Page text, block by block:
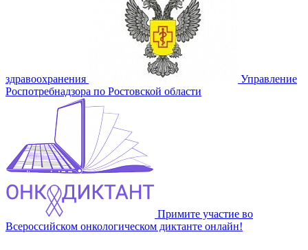
здравоохранения
Управление
Роспотребнадзора по Ростовской области
Примите участие во
Всероссийском онкологическом диктанте онлайн!